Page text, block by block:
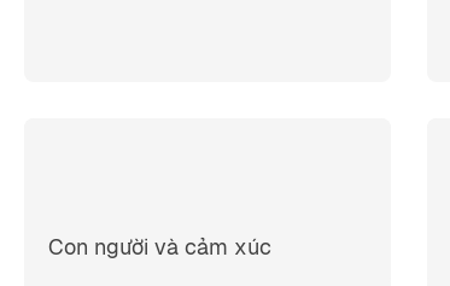
Con người và cảm xúc